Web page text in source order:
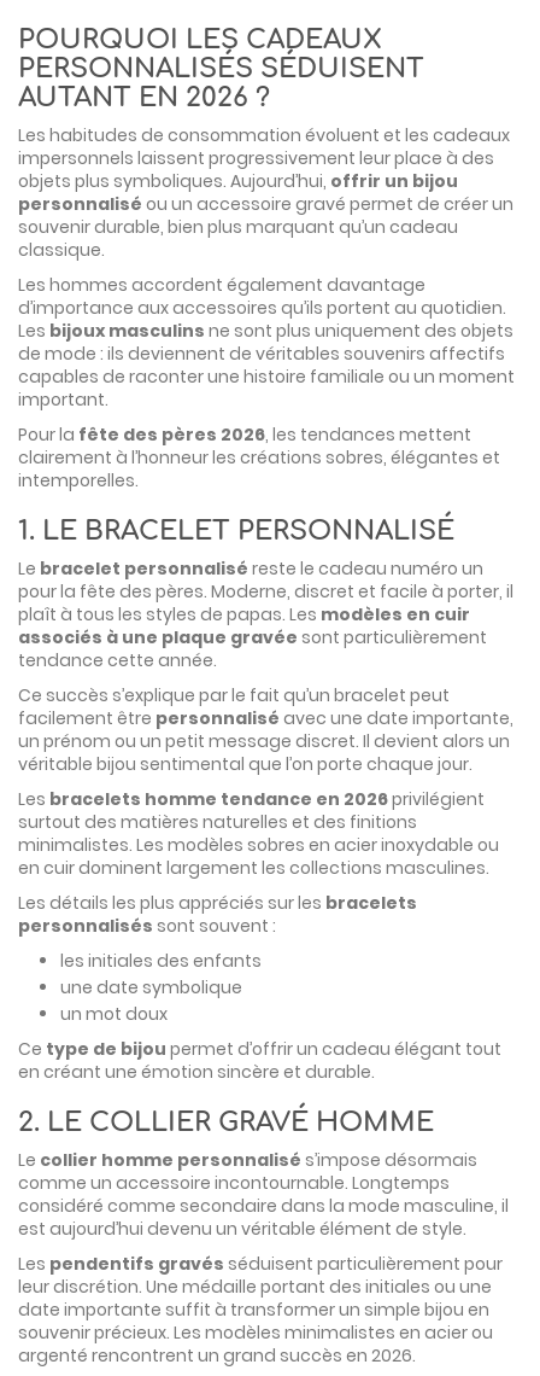
POURQUOI LES CADEAUX
PERSONNALISÉS SÉDUISENT
AUTANT EN 2026 ?
Les habitudes de consommation évoluent et les cadeaux
impersonnels laissent progressivement leur place à des
objets plus symboliques. Aujourd’hui, offrir un bijou
personnalisé ou un accessoire gravé permet de créer un
souvenir durable, bien plus marquant qu’un cadeau
classique.
Les hommes accordent également davantage
d’importance aux accessoires qu’ils portent au quotidien.
Les bijoux masculins ne sont plus uniquement des objets
de mode : ils deviennent de véritables souvenirs affectifs
capables de raconter une histoire familiale ou un moment
important.
Pour la fête des pères 2026, les tendances mettent
clairement à l’honneur les créations sobres, élégantes et
intemporelles.
1. LE BRACELET PERSONNALISÉ
Le bracelet personnalisé reste le cadeau numéro un
pour la fête des pères. Moderne, discret et facile à porter, il
plaît à tous les styles de papas. Les modèles en cuir
associés à une plaque gravée sont particulièrement
tendance cette année.
Ce succès s’explique par le fait qu’un bracelet peut
facilement être personnalisé avec une date importante,
un prénom ou un petit message discret. Il devient alors un
véritable bijou sentimental que l’on porte chaque jour.
Les bracelets homme tendance en 2026privilégient
surtout des matières naturelles et des finitions
minimalistes. Les modèles sobres en acier inoxydable ou
en cuir dominent largement les collections masculines.
Les détails les plus appréciés sur les bracelets
personnalisés sont souvent :
les initiales des enfants
une date symbolique
un mot doux
Ce type de bijou permet d’offrir un cadeau élégant tout
en créant une émotion sincère et durable.
2. LE COLLIER GRAVÉ HOMME
Le collier homme personnalisé s’impose désormais
comme un accessoire incontournable. Longtemps
considéré comme secondaire dans la mode masculine, il
est aujourd’hui devenu un véritable élément de style.
Les pendentifs gravés séduisent particulièrement pour
leur discrétion. Une médaille portant des initiales ou une
date importante suffit à transformer un simple bijou en
souvenir précieux. Les modèles minimalistes en acier ou
argenté rencontrent un grand succès en 2026.